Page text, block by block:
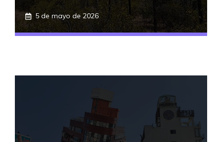
5 de mayo de 2026